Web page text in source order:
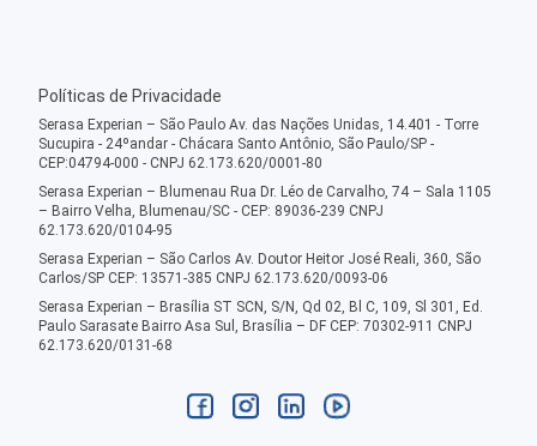
Políticas de Privacidade
Serasa Experian – São Paulo Av. das Nações Unidas, 14.401 - Torre
Sucupira - 24ºandar - Chácara Santo Antônio, São Paulo/SP -
CEP:04794-000 - CNPJ 62.173.620/0001-80
Serasa Experian – Blumenau Rua Dr. Léo de Carvalho, 74 – Sala 1105
– Bairro Velha, Blumenau/SC - CEP: 89036-239 CNPJ
62.173.620/0104-95
Serasa Experian – São Carlos Av. Doutor Heitor José Reali, 360, São
Carlos/SP CEP: 13571-385 CNPJ 62.173.620/0093-06
Serasa Experian – Brasília ST SCN, S/N, Qd 02, Bl C, 109, Sl 301, Ed.
Paulo Sarasate Bairro Asa Sul, Brasília – DF CEP: 70302-911 CNPJ
62.173.620/0131-68